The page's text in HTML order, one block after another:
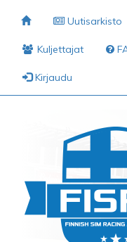
Uutisarkisto
Kuljettajat
Kirjaudu